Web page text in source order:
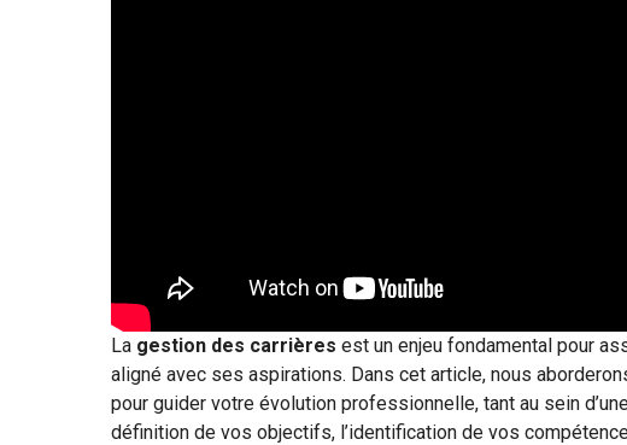
La gestion des carrières est un enjeu fondamental pour
aligné avec ses aspirations. Dans cet article, nous
pour guider votre évolution professionnelle, tant au sein
définition de vos objectifs, l’identification de vos